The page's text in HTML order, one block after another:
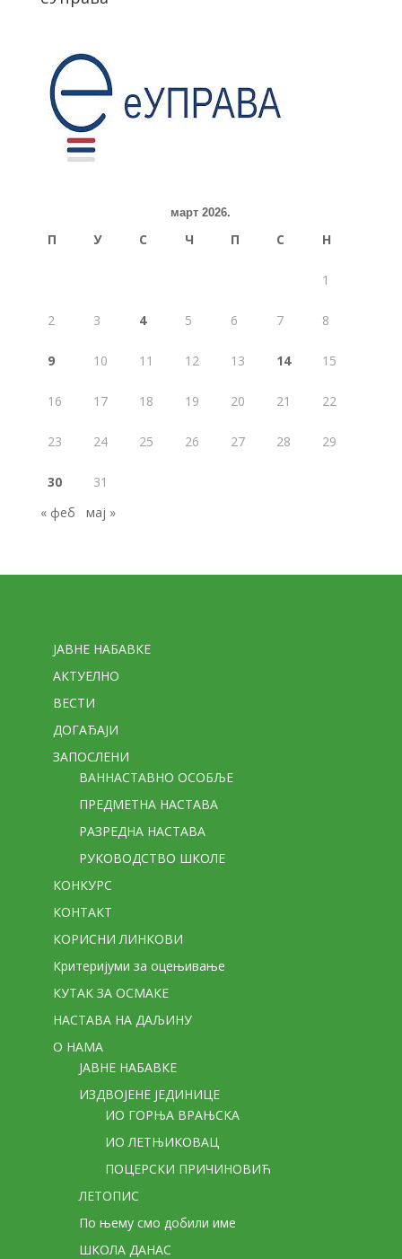
март 2026.
П У С Ч П С Н
1
2 3 4 5 6 7 8
9 10 11 12 13 14 15
16 17 18 19 20 21 22
23 24 25 26 27 28 29
30
31
« феб
мај »
ЈАВНЕ НАБАВКЕ
АКТУЕЛНО
ВЕСТИ
ДОГАЂАЈИ
ЗАПОСЛЕНИ
ВАННАСТАВНО ОСОБЉЕ
ПРЕДМЕТНА НАСТАВА
РАЗРЕДНА НАСТАВА
РУКОВОДСТВО ШКОЛЕ
КОНКУРС
КОНТАКТ
КОРИСНИ ЛИНКОВИ
Критеријуми за оцењивање
КУТАК ЗА ОСМАКЕ
НАСТАВА НА ДАЉИНУ
О НАМА
ЈАВНЕ НАБАВКЕ
ИЗДВОЈЕНЕ ЈЕДИНИЦЕ
ИО ГОРЊА ВРАЊСКА
ИО ЛЕТЊИКОВАЦ
ПОЦЕРСКИ ПРИЧИНОВИЋ
ЛЕТОПИС
По њему смо добили име
ШКОЛА ДАНАС